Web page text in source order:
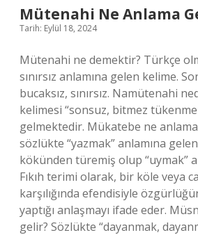
Mütenahi Ne Anlama
Tarih: Eylül 18, 2024
Mütenahi ne demektir? Türkçe
sınırsız anlamına gelen kelime.
bucaksız, sınırsız. Namütenahi
kelimesi “sonsuz, bitmez
gelmektedir. Mükatebe ne
sözlükte “yazmak” anlamına
kökünden türemiş olup “uymak”
Fıkıh terimi olarak, bir köle veya
karşılığında efendisiyle
yaptığı anlaşmayı ifade eder.
gelir? Sözlükte “dayanmak,